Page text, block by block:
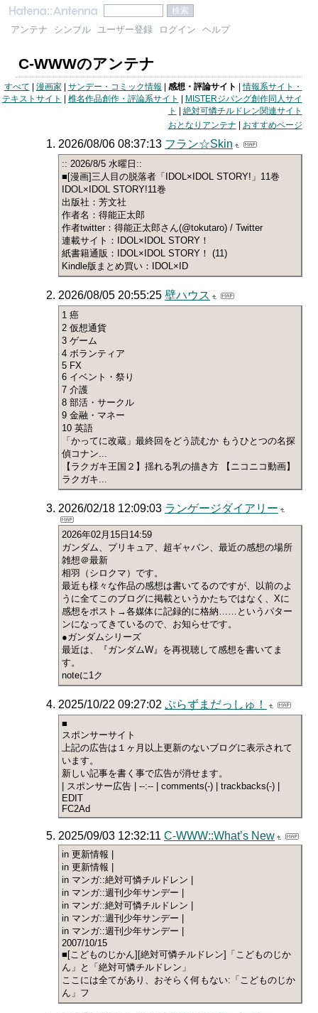
アンテナ シンプル ユーザー登録 ログイン ヘルプ
C-WWWのアンテナ
すべて 漫画家 サンデー・コミック情報 感想・評論サイト |情報系サイト・
テキストサイト
椎名作品創作・評論系サイト
MISTERジパング創作同人サイ
ト
絶対可憐チルドレン関連サイト
おとなりアンテナ
おすすめページ
2026/08/06 08:37:13 フラン☆Skin
:: 2026/8/5 水曜日::
■[漫画]三人目の脱落者「IDOL×IDOL STORY!」11巻
IDOL×IDOL STORY!11巻
出版社：芳文社
作者名：得能正太郎
作者twitter：得能正太郎さん(@tokutaro) / Twitter
連載サイト：IDOL×IDOL STORY！
紙書籍通販：IDOL×IDOL STORY！ (11)
Kindle版まとめ買い：IDOL×ID
2026/08/05 20:55:25 壁ハウス
1 癌
2 仮想通貨
3 ゲーム
4 ボランティア
5 FX
6 イベント・祭り
7 介護
8 部活・サークル
9 金融・マネー
10 英語
「かってに改蔵」最終回をどう読むか もうひとつの名探
偵コナン...
【ラクガキ王国２】揺れる乳の描き方 【ニコニコ動画】
ラクガキ...
2026/02/18 12:09:03 ランゲージダイアリー
2026年02月15日14:59
ガンダム、プリキュア、超ギャバン、最近の感想の場所
雑想＠最新
相羽（シロクマ）です。
最近も様々な作品の感想は書いてるのですが、以前のよ
うに全てこのブログに掲載というかたちではなく、Xに
感想をポスト→各媒体に記録的に格納……というパター
ンになってきているので、お知らせです。
●ガンダムシリーズ
最近は、『ガンダムW』を再視聴して感想を書いてま
す。
noteに1ク
2025/10/22 09:27:02 ぷらずまだっしゅ！
■
スポンサーサイト
上記の広告は１ヶ月以上更新のないブログに表示されて
います。
新しい記事を書く事で広告が消せます。
| スポンサー広告 | --:-- | comments(-) | trackbacks(-) |
EDIT
FC2Ad
2025/09/03 12:32:11 C-WWW::What’s New
in 更新情報 |
in 更新情報 |
in マンガ::絶対可憐チルドレン |
in マンガ::週刊少年サンデー |
in マンガ::絶対可憐チルドレン |
in マンガ::週刊少年サンデー |
in マンガ::週刊少年サンデー |
2007/10/15
■[こどものじかん][絶対可憐チルドレン]「こどものじか
ん」と「絶対可憐チルドレン」
ここには全てがあり、おそらく何もない:「こどものじか
ん」フ